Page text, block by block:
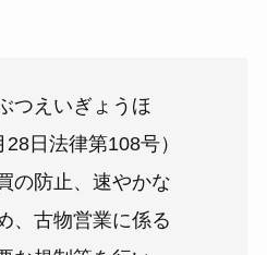
つえいぎょうほ
日法律第108号）
の防止、速やかな
、古物営業に係る